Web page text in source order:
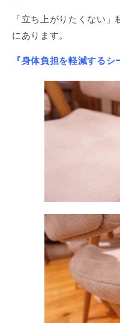
「立ち上がりたくない」
にあります。
『身体負担を軽減するシ